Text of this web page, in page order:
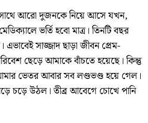
সাথে আরো দুজনকে নিয়ে আসে যখন,
ভর্তি হবো মাত্র। তিনটি বছর
সাজ্জাদ ছাড়া জীবন প্রেম-
ছেড়ে আমাকে বাঁচতে হয়েছে। কিন্তু
ভেতর আবার সব লণ্ডভণ্ড হয়ে গেল।
চড়ে উঠল। তীব্র আবেগে চোখে পানি